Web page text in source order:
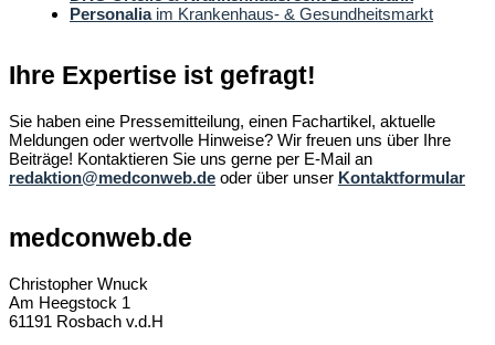
Personaliaim Krankenhaus- & Gesundheitsmarkt
Ihre Expertise ist gefragt!
Sie haben eine Pressemitteilung, einen Fachartikel, aktuelle
Meldungen oder wertvolle Hinweise? Wir freuen uns über Ihre
Beiträge! Kontaktieren Sie uns gerne per E-Mail an
redaktion@medconweb.de oder über unser Kontaktformular
medconweb.de
Christopher Wnuck
Am Heegstock 1
61191 Rosbach v.d.H